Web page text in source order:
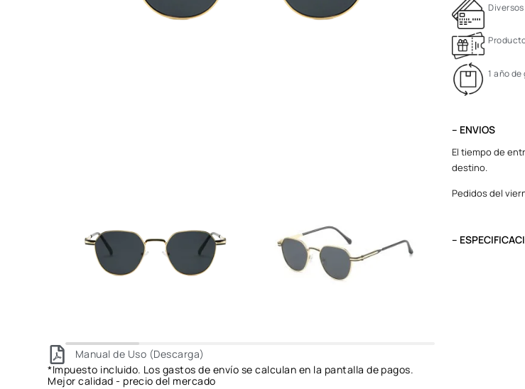
Manual de Uso (Descarga)
*Impuesto incluido. Los gastos de envío se calculan en la pantalla de pagos.
Mejor calidad - precio del mercado
1 año
– ENVIOS
El tiempo de
destino.
Pedidos del
–